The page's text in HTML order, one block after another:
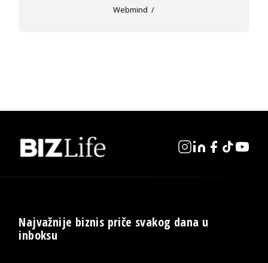
Webmind
Najvažnije biznis priče svakog dana u
inboksu